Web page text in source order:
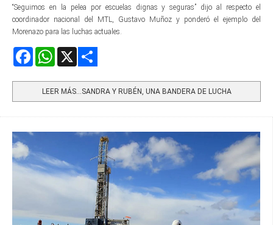
“Seguimos en la pelea por escuelas dignas y seguras” dijo al respecto el
coordinador nacional del MTL, Gustavo Muñoz y ponderó el ejemplo del
Morenazo para las luchas actuales.
FacebookWhatsApp
LEER MÁS…SANDRA Y RUBÉN, UNA BANDERA DE LUCHA